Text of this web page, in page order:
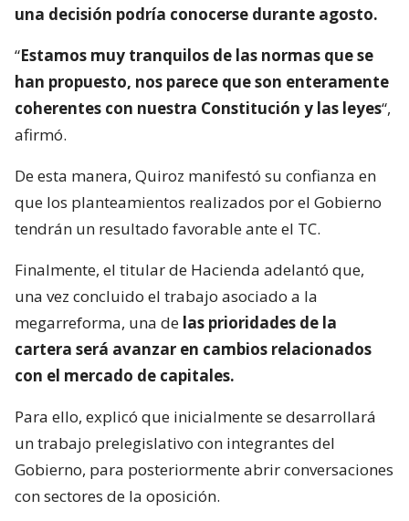
una decisión podría conocerse durante agosto.
“Estamos muy tranquilos de las normas que se
han propuesto, nos parece que son enteramente
coherentes con nuestra Constitución y las leyes“,
afirmó.
De esta manera, Quiroz manifestó su confianza en
que los planteamientos realizados por el Gobierno
tendrán un resultado favorable ante el TC.
Finalmente, el titular de Hacienda adelantó que,
una vez concluido el trabajo asociado a la
megarreforma, una de las prioridades de la
cartera será avanzar en cambios relacionados
con el mercado de capitales.
Para ello, explicó que inicialmente se desarrollará
un trabajo prelegislativo con integrantes del
Gobierno, para posteriormente abrir conversaciones
con sectores de la oposición.